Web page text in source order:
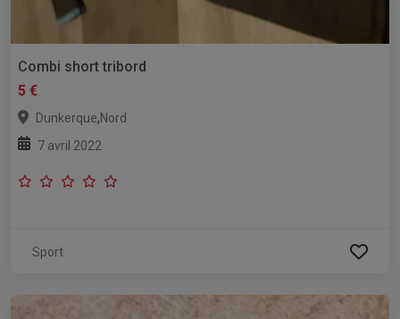
Combi short tribord
5 €
Dunkerque,Nord
7 avril 2022
Sport